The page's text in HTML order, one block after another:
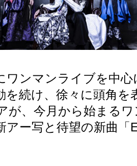
ワンマンライブを中
を続け、徐々に頭角を
が、今月から始まる
アー写と待望の新曲「